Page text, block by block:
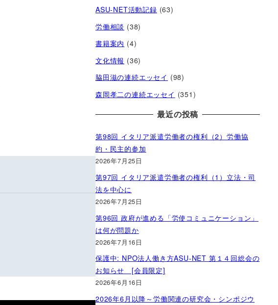
ASU-NET活動記録 (63)
労働相談 (38)
書籍案内 (4)
文化情報 (36)
脇田滋の連続エッセイ (98)
森岡孝二の連続エッセイ (351)
最近の投稿
第98回 イタリア派遣労働者の権利（2）労働協
約・民主的参加
2026年7月25日
第97回 イタリア派遣労働者の権利（1）立法・司
法を中心に
2026年7月25日
第96回 政府が進める「労使コミュニケーション」
は何が問題か
2026年7月16日
保護中: NPO法人働き方ASU-NET 第１４回総会の
お知らせ [会員限定]
2026年6月16日
2026年6月以降～労働関連の研究会・シンポジウ